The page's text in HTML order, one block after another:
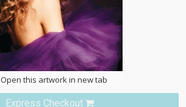
Open this artwork in new tab
Express Checkout